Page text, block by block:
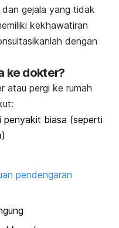
gejala yang tidak
kekhawatiran
dengan
ke dokter?
atau pergi ke rumah
biasa (seperti
pendengaran